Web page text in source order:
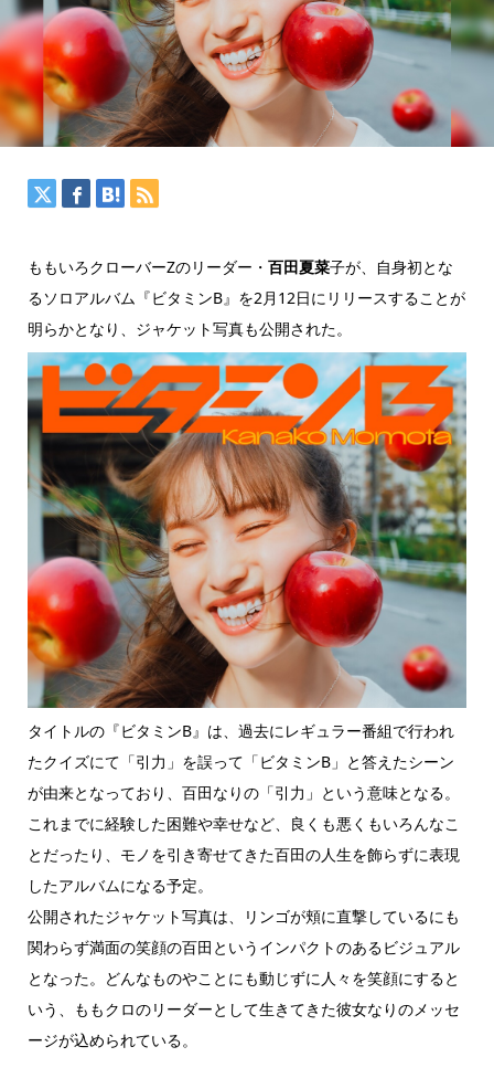
ももいろクローバーZのリーダー・ 百田夏菜子が、自身初とな
るソロアルバム『ビタミンB』を2月12日にリリースすることが
明らかとなり、ジャケット写真も公開された。
タイトルの『ビタミンB』は、過去にレギュラー番組で行われ
たクイズにて「引力」を誤って「ビタミンB」と答えたシーン
が由来となっており、百田なりの「引力」という意味となる。
これまでに経験した困難や幸せなど、良くも悪くもいろんなこ
とだったり、モノを引き寄せてきた百田の人生を飾らずに表現
したアルバムになる予定。
公開されたジャケット写真は、リンゴが頬に直撃しているにも
関わらず満面の笑顔の百田というインパクトのあるビジュアル
となった。どんなものやことにも動じずに人々を笑顔にすると
いう、ももクロのリーダーとして生きてきた彼女なりのメッセ
ージが込められている。